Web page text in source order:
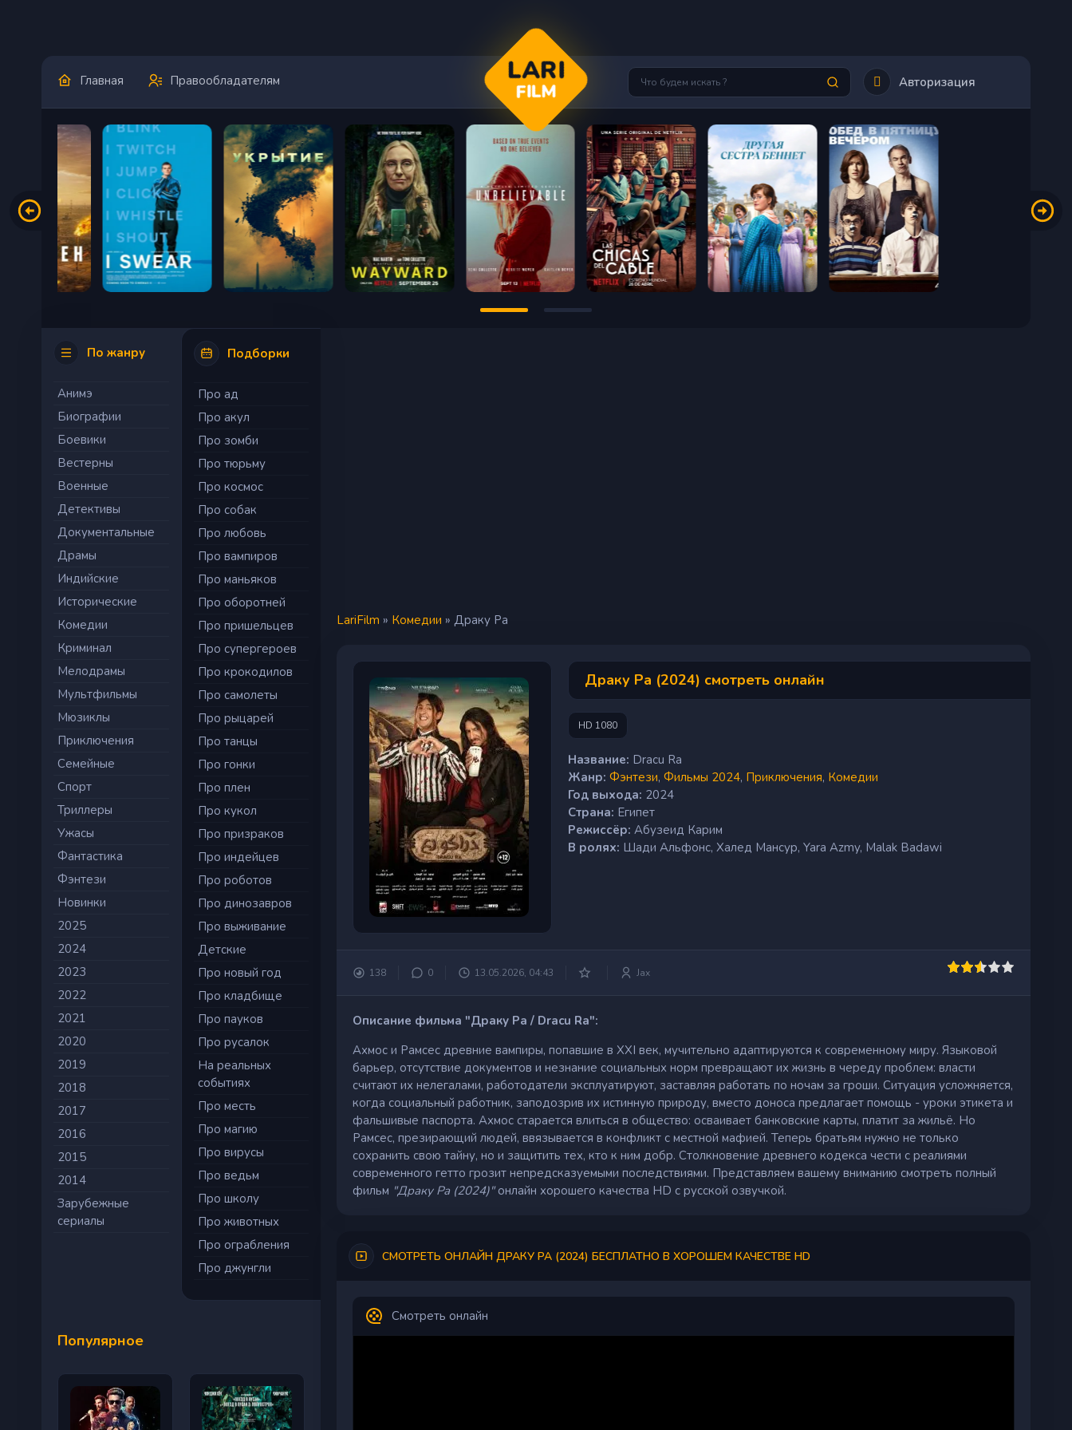
Главная Правообладателям LARI
FILM Авторизация
По жанру
Анимэ
Биографии
Боевики
Вестерны
Военные
Детективы
Документальные
Драмы
Индийские
Исторические
Комедии
Криминал
Мелодрамы
Мультфильмы
Мюзиклы
Приключения
Семейные
Cпорт
Триллеры
Ужасы
Фантастика
Фэнтези
Новинки
2025
2024
2023
2022
2021
2020
2019
2018
2017
2016
2015
2014
Зарубежные
сериалы
Подборки
Про ад
Про акул
Про зомби
Про тюрьму
Про космос
Про собак
Про любовь
Про вампиров
Про маньяков
Про оборотней
Про пришельцев
Про супергероев
Про крокодилов
Про самолеты
Про рыцарей
Про танцы
Про гонки
Про плен
Про кукол
Про призраков
Про индейцев
Про роботов
Про динозавров
Про выживание
Детские
Про новый год
Про кладбище
Про пауков
Про русалок
На реальных
событиях
Про месть
Про магию
Про вирусы
Про ведьм
Про школу
Про животных
Про ограбления
Про джунгли
Популярное
LariFilm » Комедии » Драку Ра
Драку Ра (2024) смотреть онлайн
HD 1080
Название: Dracu Ra
Жанр: Фэнтези, Фильмы 2024, Приключения, Комедии
Год выхода: 2024
Страна: Египет
Режиссёр: Абузеид Карим
В ролях: Шади Альфонс, Халед Мансур, Yara Azmy, Malak Badawi
138 0 13.05.2026, 04:43 Jax
Описание фильма "Драку Ра / Dracu Ra":
Ахмос и Рамсес древние вампиры, попавшие в XXI век, мучительно адаптируются к современному миру. Языковой
барьер, отсутствие документов и незнание социальных норм превращают их жизнь в череду проблем: власти
считают их нелегалами, работодатели эксплуатируют, заставляя работать по ночам за гроши. Ситуация усложняется,
когда социальный работник, заподозрив их истинную природу, вместо доноса предлагает помощь - уроки этикета и
фальшивые паспорта. Ахмос старается влиться в общество: осваивает банковские карты, платит за жильё. Но
Рамсес, презирающий людей, ввязывается в конфликт с местной мафией. Теперь братьям нужно не только
сохранить свою тайну, но и защитить тех, кто к ним добр. Столкновение древнего кодекса чести с реалиями
современного гетто грозит непредсказуемыми последствиями. Представляем вашему вниманию смотреть полный
фильм "Драку Ра (2024)"онлайн хорошего качества HD с русской озвучкой.
СМОТРЕТЬ ОНЛАЙН ДРАКУ РА (2024) БЕСПЛАТНО В ХОРОШЕМ КАЧЕСТВЕ HD
Смотреть онлайн